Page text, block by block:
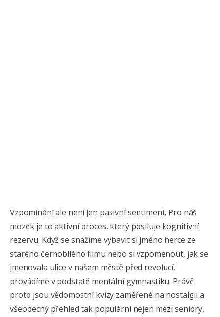
Vzpomínání ale není jen pasivní sentiment. Pro náš
mozek je to aktivní proces, který posiluje kognitivní
rezervu. Když se snažíme vybavit si jméno herce ze
starého černobílého filmu nebo si vzpomenout, jak se
jmenovala ulice v našem městě před revolucí,
provádíme v podstatě mentální gymnastiku. Právě
proto jsou vědomostní kvízy zaměřené na nostalgii a
všeobecný přehled tak populární nejen mezi seniory,